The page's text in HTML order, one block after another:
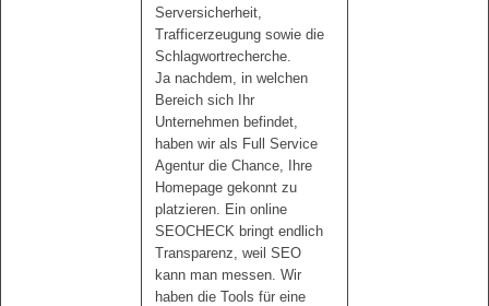
Serversicherheit,
Trafficerzeugung sowie die
Schlagwortrecherche.
Ja nachdem, in welchen
Bereich sich Ihr
Unternehmen befindet,
haben wir als Full Service
Agentur die Chance, Ihre
Homepage gekonnt zu
platzieren. Ein online
SEOCHECK bringt endlich
Transparenz, weil SEO
kann man messen. Wir
haben die Tools für eine